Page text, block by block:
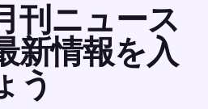
刊ニュース
新情報を入
う